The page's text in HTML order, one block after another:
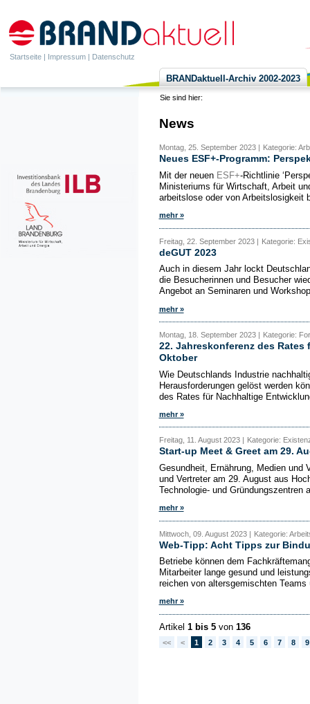
Startseite | Impressum | Datenschutz
BRANDaktuell-Archiv 2002-2023
Sie sind hier:
News
Montag, 25. September 2023 | Kategorie:
Neues ESF+-Programm:
Mit der neuen ESF+-Richtlinie
Ministeriums für Wirtschaft, Arbeit
arbeitslose oder von Arbeitslosigkeit
mehr »
Freitag, 22. September 2023 | Kategorie:
deGUT 2023
Auch in diesem Jahr lockt
die Besucherinnen und Besucher
Angebot an Seminaren und
mehr »
Montag, 18. September 2023 | Kategorie:
22. Jahreskonferenz des Rates
Oktober
Wie Deutschlands Industrie
Herausforderungen gelöst werden
des Rates für Nachhaltige
mehr »
Freitag, 11. August 2023 | Kategorie:
Start-up Meet & Greet am 29.
Gesundheit, Ernährung, Medien und
und Vertreter am 29. August aus
Technologie- und Gründungszentren
mehr »
Mittwoch, 09. August 2023 | Kategorie:
Web-Tipp: Acht Tipps zur
Betriebe können dem
Mitarbeiter lange gesund und
reichen von altersgemischten
mehr »
Artikel 1 bis 5von 136
<< < 1 2 3 4 5 6 7 8 9